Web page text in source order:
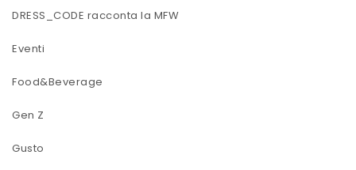
DRESS_CODE racconta la MFW
Eventi
Food&Beverage
Gen Z
Gusto